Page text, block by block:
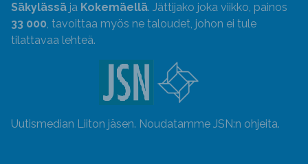
Säkylässä ja Kokemäellä. Jättijako joka viikko, painos
33 000, tavoittaa myös ne taloudet, johon ei tule
tilattavaa lehteä.
Uutismedian Liiton jäsen. Noudatamme JSN:n ohjeita.